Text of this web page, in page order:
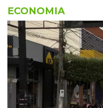
ECONOMIA